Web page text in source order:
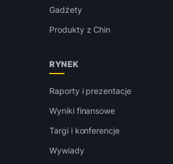
Gadżety
Produkty z Chin
RYNEK
Raporty i prezentacje
Wyniki finansowe
Targi i konferencje
Wywiady